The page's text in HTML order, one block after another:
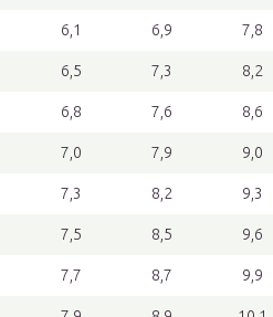
6,1 6,9 7,8
6,5 7,3 8,2
6,8 7,6 8,6
7,0 7,9 9,0
7,3 8,2 9,3
7,5 8,5 9,6
7,7 8,7 9,9